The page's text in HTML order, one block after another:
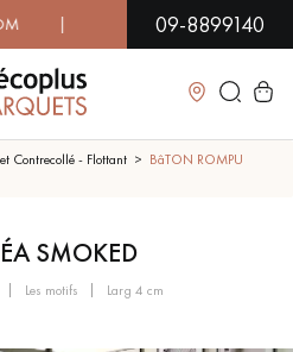
IMMÉDIATE
09-8899140
Fermer
PARQUET CONTRECOLLÉ -
Contrecollé - Flottant
BâTON ROMPU
SMOKED
les motifs larg 4 cm